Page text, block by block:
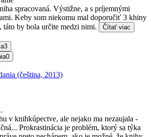
spracovaná. Výstižne, a s príjemnými
Keby som niekomu mal doporučiť 3 khiny
táto by bola určite medzi nimi.
Čítať viac
3
0
(čeština, 2013)
v knihkúpectve, ale nejako ma nezaujala -
Prokrastinácia je problém, ktorý sa týka